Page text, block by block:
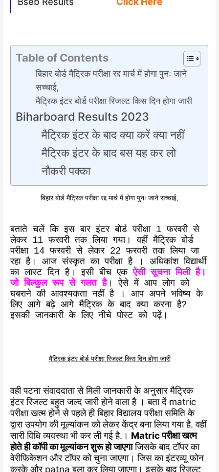
Table of Contents
बिहार बोर्ड मैट्रिक परीक्षा रद्द मार्च में होगा पुनः जाने
सच्चाई,
मैट्रिक इंटर बोर्ड परीक्षा रिजल्ट किस दिन होगा जारी
Biharboard Results 2023
मैट्रिक इंटर के बाद क्या करें क्या नहीं
मैट्रिक इंटर के बाद बस यह कर लो
नौकरी पक्का
बिहार बोर्ड मैट्रिक परीक्षा रद्द मार्च में होगा पुनः जाने सच्चाई,
बताते चलें कि इस बार इंटर बोर्ड परीक्षा 1 फरवरी से
लेकर 11 फरवरी तक लिया गया। वहीं मैट्रिक बोर्ड
परीक्षा 14 फरवरी से लेकर 22 फरवरी तक लिया जा
रहा है। आज संस्कृत का परीक्षा है । अधिकांश विद्यार्थी
का लास्ट दिन है। इसी बीच एकऐसी सूचना मिली है।
जो बिल्कुल रूप से गलत है। ऐसे में आप लोग को
घबराने की आवश्यकता नहीं है । आप अपने भविष्य के
लिए आगे बढ़े आगे मैट्रिक के बाद क्या करना है?
इसकी जानकारी के लिए नीचे पोस्ट को पढ़ें।
मैट्रिक इंटर बोर्ड परीक्षा रिजल्ट किस दिन होगा जारी
वही पटना संवाददाता से मिली जानकारी के अनुसार मैट्रिक
इंटर रिजल्ट बहुत जल्द जारी होने वाला है । बता दें matric
परीक्षा खत्म होने से पहले ही बिहार विद्यालय परीक्षा समिति के
द्वारा उपयोग की मूल्यांकन को लेकर केंद्र बना लिया गया है. वहीं
सारी विधि व्यवस्था भी कर ली गई है.। Matric परीक्षा खत्म
होते ही कॉपी का मूल्यांकन शुरू हो जाएगाजिसके बाद टॉपर का
वेरीफिकेशन और टॉपर को चुना जाएगा। जिस का इंटरव्यू फोन
करके और patna बुला कर लिया जाएगा। इसके बाद रिजल्ट